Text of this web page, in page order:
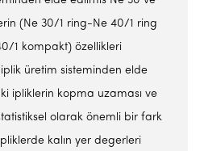
(Ne 30/1 ring-Ne 40/1 ring
1 kompakt) özellikleri
iplik üretim sisteminden elde
ipliklerin kopma uzaması ve
olarak önemli bir fark
kalın yer degerleri